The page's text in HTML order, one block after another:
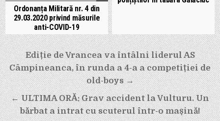
Ordonanța Militară nr. 4 din
29.03.2020 privind măsurile
anti-COVID-19
Navigare
în
articole
Ediție de Vrancea va întâlni liderul AS
Câmpineanca, în runda a 4-a a competiției de
old-boys →
← ULTIMA ORĂ: Grav accident la Vulturu. Un
bărbat a intrat cu scuterul într-o mașină!